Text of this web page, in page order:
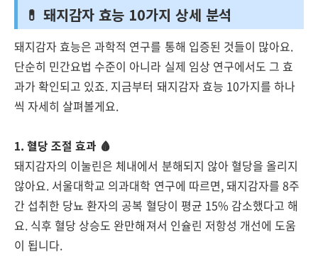
💊 돼지감자 효능 10가지 상세 분석
돼지감자 효능은 과학적 연구를 통해 입증된 것들이 많아요.
단순히 민간요법 수준이 아니라 실제 임상 연구에서도 그 효
과가 확인되고 있죠. 지금부터 돼지감자 효능 10가지를 하나
씩 자세히 살펴볼게요.
1. 혈당 조절 효과 🩸
돼지감자의 이눌린은 체내에서 분해되지 않아 혈당을 올리지
않아요. 서울대학교 의과대학 연구에 따르면, 돼지감자를 8주
간 섭취한 당뇨 환자의 공복 혈당이 평균 15% 감소했다고 해
요. 식후 혈당 상승도 완만해져서 인슐린 저항성 개선에 도움
이 됩니다.